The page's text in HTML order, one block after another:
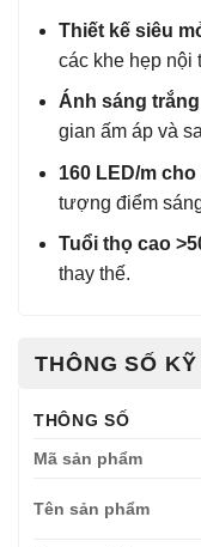
Thiết kế siêu
các khe hẹp nội
Ánh sáng
gian ấm áp và
160 LED/m
tượng điểm
Tuổi thọ cao
thay thế.
THÔNG SỐ
THÔNG SỐ
Mã sản phẩm
Tên sản phẩm